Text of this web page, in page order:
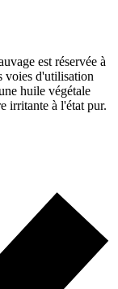
est réservée à
voies d'utilisation
huile végétale
irritante à l'état pur.